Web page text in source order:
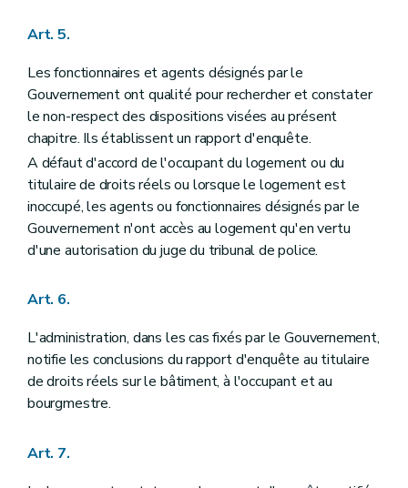
Art. 5.
Les fonctionnaires et agents désignés par le
Gouvernement ont qualité pour rechercher et constater
le non-respect des dispositions visées au présent
chapitre. Ils établissent un rapport d'enquête.
A défaut d'accord de l'occupant du logement ou du
titulaire de droits réels ou lorsque le logement est
inoccupé, les agents ou fonctionnaires désignés par le
Gouvernement n'ont accès au logement qu'en vertu
d'une autorisation du juge du tribunal de police.
Art. 6.
L'administration, dans les cas fixés par le Gouvernement,
notifie les conclusions du rapport d'enquête au titulaire
de droits réels sur le bâtiment, à l'occupant et au
bourgmestre.
Art. 7.